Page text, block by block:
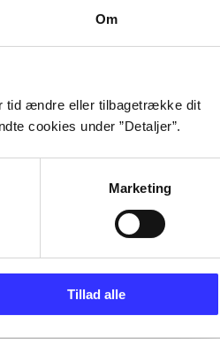
Om
tid ændre eller tilbagetrække dit
cookies under ”Detaljer”.
Marketing
Tillad alle